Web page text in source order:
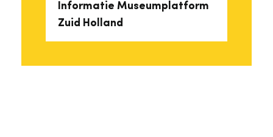
Informatie Museumplatform
Zuid Holland